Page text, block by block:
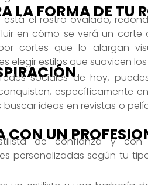
LA FORMA DE TU
está el rostro ovalado,
en cómo se verá un corte
cortes que lo alargan
elegir estilos que suavicen
sociales de hoy,
específicamente
ideas en revistas o
CON UN
de confianza y con
personalizadas según tu